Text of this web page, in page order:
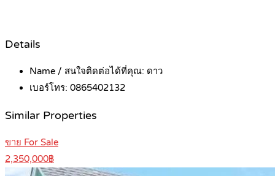
Details
Name / สนใจติดต่อได้ที่คุณ: ดาว
เบอร์โทร: 0865402132
Similar Properties
ขาย For Sale
2,350,000฿